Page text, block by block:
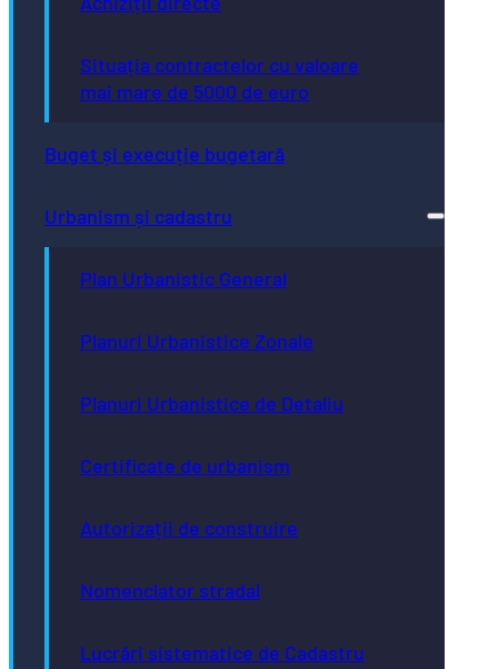
Situația contractelor cu valoare
mai mare de 5000 de euro
Buget și execuție bugetară
Urbanism și cadastru
Plan Urbanistic General
Planuri Urbanistice Zonale
Planuri Urbanistice de Detaliu
Certificate de urbanism
Autorizații de construire
Nomenclator stradal
Lucrări sistematice de Cadastru